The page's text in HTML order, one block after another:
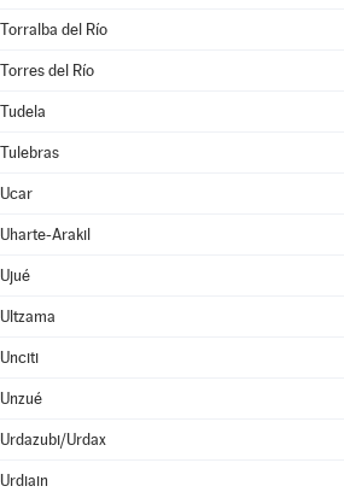
Torralba del Río
Torres del Río
Tudela
Tulebras
Ucar
Uharte-Arakil
Ujué
Ultzama
Unciti
Unzué
Urdazubi/Urdax
Urdiain